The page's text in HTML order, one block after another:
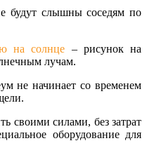
слышны соседям по
на солнце – рисунок на
лучам.
не начинает со временем
своими силами, без затрат
оборудование для